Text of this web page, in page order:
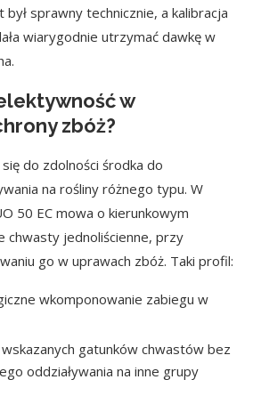
sprawny technicznie, a kalibracja
wiarygodnie utrzymać dawkę w
w
zbóż?
do zdolności środka do
na rośliny różnego typu. W
50 EC mowa o kierunkowym
chwasty jednoliścienne, przy
go w uprawach zbóż. Taki profil:
wkomponowanie zabiegu w
gatunków chwastów bez
oddziaływania na inne grupy